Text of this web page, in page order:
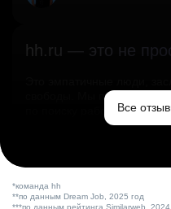
hh.ru — это не
свободы. Мы помогаем
по поиску работы в стране.
Все
*команда hh
**по данным Dream Job, 2025 год
***по данным рейтинга Similarweb, 2024